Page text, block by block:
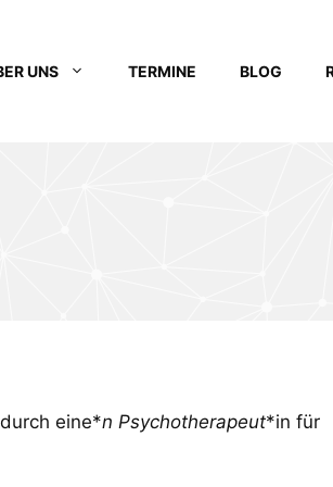
UNS TERMINE BLOG
eine*n Psychotherapeut*in für